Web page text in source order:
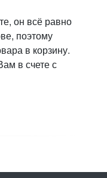
он всё равно
поэтому
в корзину.
в счете с